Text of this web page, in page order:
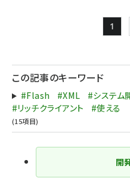
1
この記事のキーワード
#Flash #XML #システム
#リッチクライアント
#使える
開